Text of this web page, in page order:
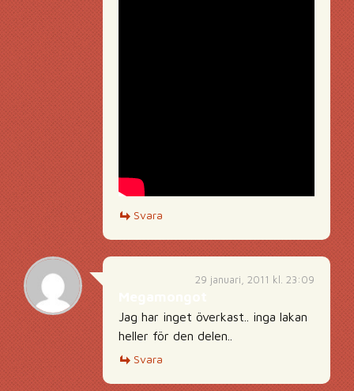
Svara
29 januari, 2011 kl. 23:09
Jag har inget överkast.. inga lakan
heller för den delen..
Svara